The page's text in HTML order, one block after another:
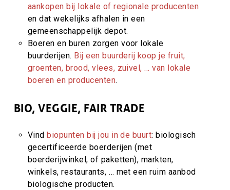
aankopen bij lokale of regionale producenten
en dat wekelijks afhalen in een
gemeenschappelijk depot.
Boeren en buren zorgen voor lokale
buurderijen. Bij een buurderij koop je fruit,
groenten, brood, vlees, zuivel, … van lokale
boeren en producenten.
BIO, VEGGIE, FAIR TRADE
Vindbiopunten bij jou in de buurt: biologisch
gecertificeerde boerderijen (met
boerderijwinkel, of paketten), markten,
winkels, restaurants, … met een ruim aanbod
biologische producten.